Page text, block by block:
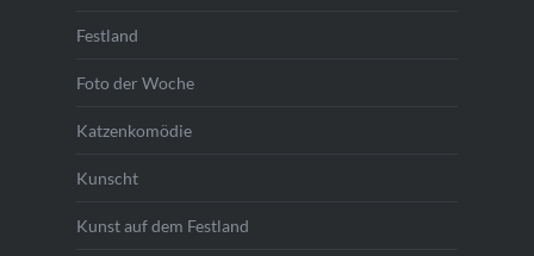
Festland
Foto der Woche
Katzenkomödie
Kunscht
Kunst auf dem Festland